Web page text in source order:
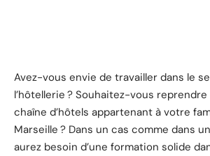
Avez-vous envie de travailler dans le
l’hôtellerie ? Souhaitez-vous
chaîne d’hôtels appartenant à votre
Marseille ? Dans un cas comme dans
aurez besoin d’une formation solide